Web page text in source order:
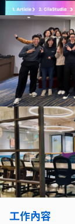
工作內容